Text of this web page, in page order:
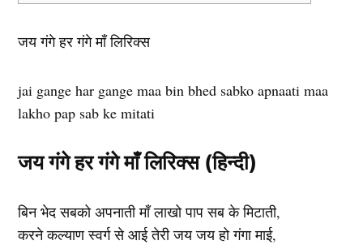
जय गंगे हर गंगे माँ लिरिक्स
jai gange har gange maa bin bhed sabko apnaati maa
lakho pap sab ke mitati
जय गंगे हर गंगे माँ लिरिक्स (हिन्दी)
बिन भेद सबको अपनाती माँ लाखो पाप सब के मिटाती,
करने कल्याण स्वर्ग से आई तेरी जय जय हो गंगा माई,